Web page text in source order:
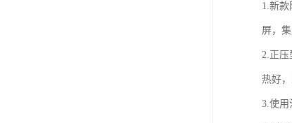
1.新
屏，
2.正压
热好
3.使用